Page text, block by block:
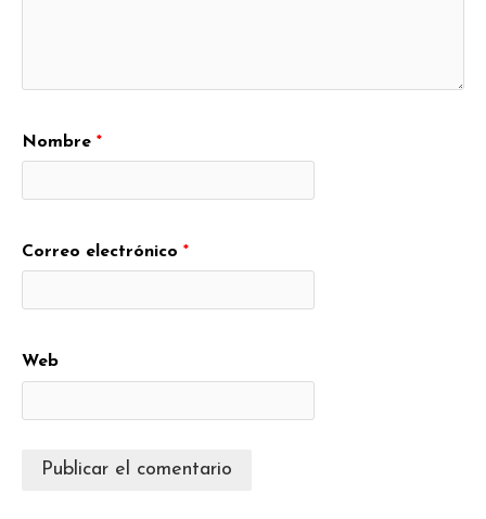
Nombre *
Correo electrónico *
Web